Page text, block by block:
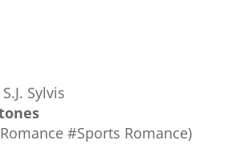
Sylvis
#Sports Romance)